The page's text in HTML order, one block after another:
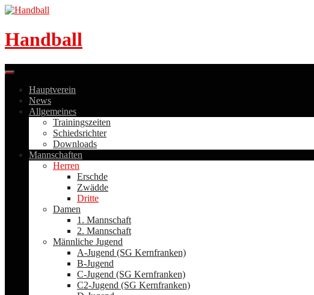
Skip
content
Handball
Hauptverein
News
Allgemeines
Trainingszeiten
Schiedsrichter
Downloads
Mannschaften
Herren
Erschde
Zwädde
Dritte
Damen
1. Mannschaft
2. Mannschaft
Männliche Jugend
A-Jugend (SG Kernfranken)
B-Jugend
C-Jugend (SG Kernfranken)
C2-Jugend (SG Kernfranken)